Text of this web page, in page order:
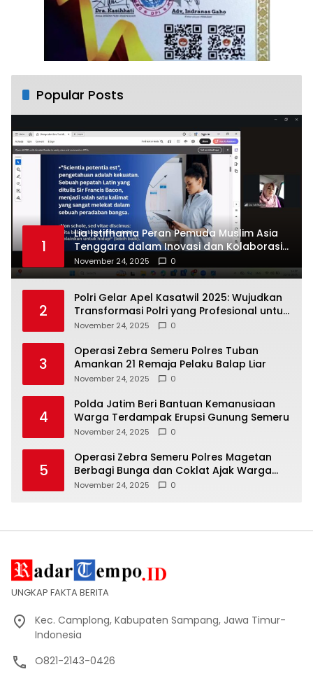
Popular Posts
1
Lia Istifhama Peran Pemuda Muslim Asia
Tenggara dalam Inovasi dan Kolaborasi
Internasional
November 24, 2025 0
2
Polri Gelar Apel Kasatwil 2025: Wujudkan
Transformasi Polri yang Profesional untuk
Masyarakat
November 24, 2025 0
3
Operasi Zebra Semeru Polres Tuban
Amankan 21 Remaja Pelaku Balap Liar
November 24, 2025 0
4
Polda Jatim Beri Bantuan Kemanusiaan
Warga Terdampak Erupsi Gunung Semeru
November 24, 2025 0
5
Operasi Zebra Semeru Polres Magetan
Berbagi Bunga dan Coklat Ajak Warga
Tertib Lalin
November 24, 2025 0
UNGKAP FAKTA BERITA
Kec. Camplong, Kabupaten Sampang, Jawa Timur-
Indonesia
O821-2143-0426